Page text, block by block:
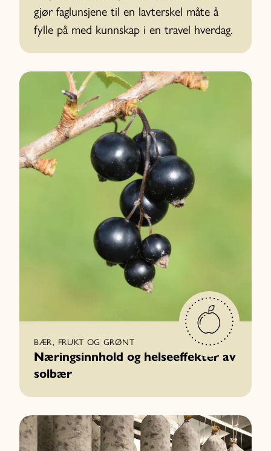
gjør faglunsjene til en lavterskel måte å
fylle på med kunnskap i en travel hverdag.
BÆR, FRUKT OG GRØNT
Næringsinnhold og helseeffekter av
solbær